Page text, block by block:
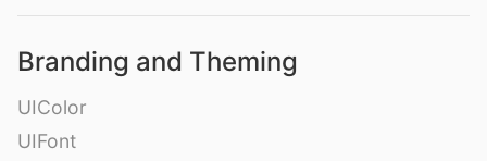
Branding and Theming
UIColor
UIFont